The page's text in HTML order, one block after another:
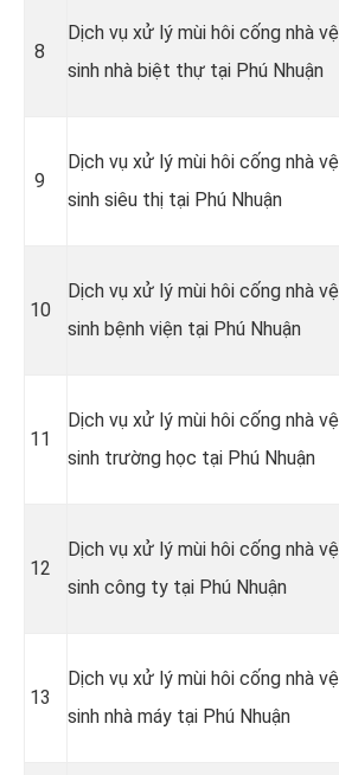
8
Dịch vụ xử lý mùi hôi cống nhà vệ
sinh nhà biệt thự tại Phú Nhuận
9
Dịch vụ xử lý mùi hôi cống nhà vệ
sinh siêu thị tại Phú Nhuận
10
Dịch vụ xử lý mùi hôi cống nhà vệ
sinh bệnh viện tại Phú Nhuận
11
Dịch vụ xử lý mùi hôi cống nhà vệ
sinh trường học tại Phú Nhuận
12
Dịch vụ xử lý mùi hôi cống nhà vệ
sinh công ty tại Phú Nhuận
13
Dịch vụ xử lý mùi hôi cống nhà vệ
sinh nhà máy tại Phú Nhuận